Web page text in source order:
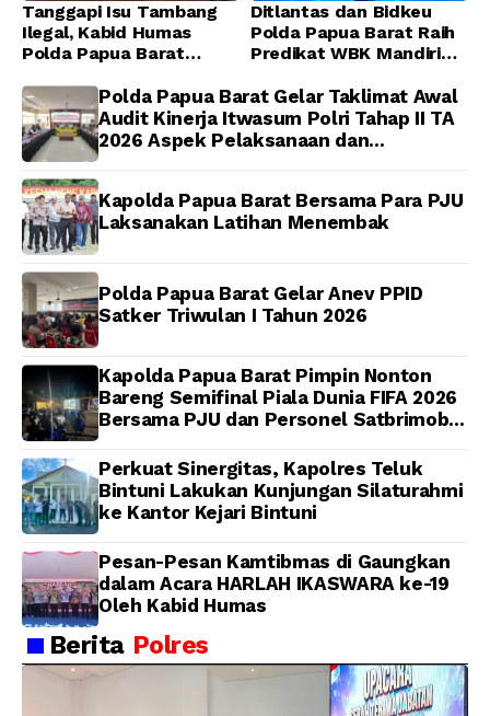
Tanggapi Isu Tambang
Ilegal, Kabid Humas
Polda Papua Barat
Toleransi bagi Oknum
Anggota
Ditlantas dan Bidkeu
Polda Papua Barat Raih
Predikat WBK Mandiri
Wujudkan Pelayanan
Bersih dan Berintegritas
Polda Papua Barat Gelar Taklimat Awal
Audit Kinerja Itwasum Polri Tahap II TA
2026 Aspek Pelaksanaan dan
Kapolda Papua Barat Bersama Para PJU
Laksanakan Latihan Menembak
Polda Papua Barat Gelar Anev PPID
Satker Triwulan I Tahun 2026
Kapolda Papua Barat Pimpin Nonton
Bareng Semifinal Piala Dunia FIFA 2026
Bersama PJU dan Personel Satbrimob
Perkuat Sinergitas, Kapolres Teluk
Bintuni Lakukan Kunjungan Silaturahmi
ke Kantor Kejari Bintuni
Pesan-Pesan Kamtibmas di Gaungkan
dalam Acara HARLAH IKASWARA ke-19
Oleh Kabid Humas
Berita Polres